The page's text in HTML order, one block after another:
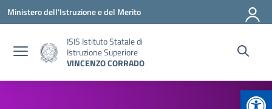
Vai ai contenuti
Vai al menu di navigazione
Vai al footer
Ministero dell'Istruzione e del Merito
ISIS Istituto Statale di
Istruzione Superiore
VINCENZO CORRADO